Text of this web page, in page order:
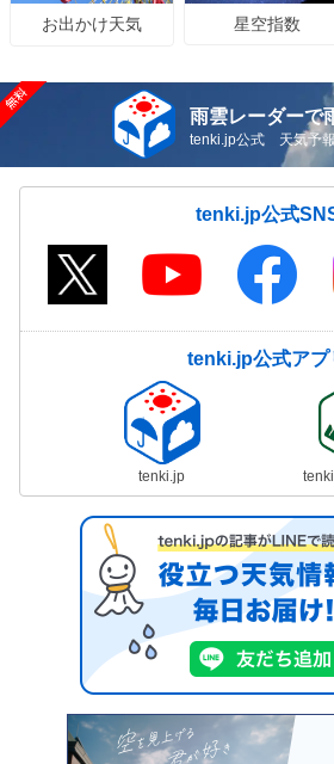
お出かけ天気 星空指数
雨雲レーダーで
tenki.jp公式 天気予
tenki.jp公式
tenki.jp公式アプ
tenki.jp